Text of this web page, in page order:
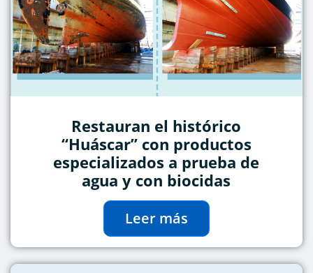
Restauran el histórico
“Huáscar” con productos
especializados a prueba de
agua y con biocidas
Leer más